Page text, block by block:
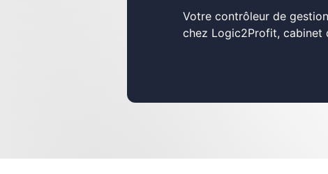
Votre contrôleur de
chez Logic2Profit, cabinet